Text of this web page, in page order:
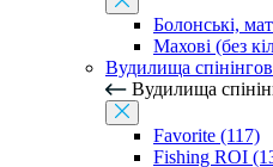
Болонські,
Махові (без
Вудилища
Вудилища
Favorite (117)
Fishing ROI